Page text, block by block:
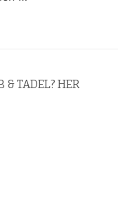
& TADEL? HER